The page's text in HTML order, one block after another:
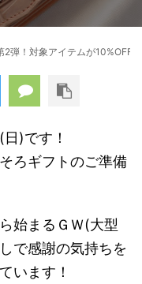
弾！対象アイテムが10%OFF！
)です！
ろギフトのご準備
始まるＧＷ(大型
で感謝の気持ちを
います！